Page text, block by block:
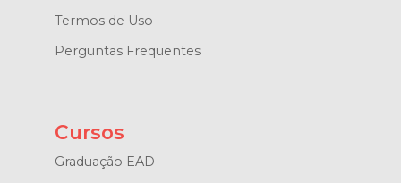
Termos de Uso
Perguntas Frequentes
Cursos
Graduação EAD